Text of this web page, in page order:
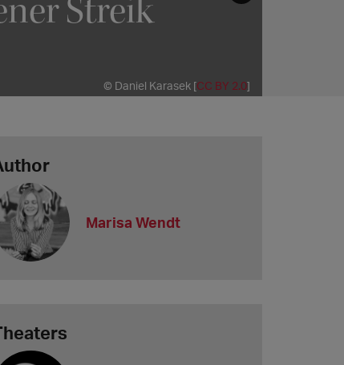
Streik
© Daniel Karasek [CC BY 2.0]
Marisa Wendt